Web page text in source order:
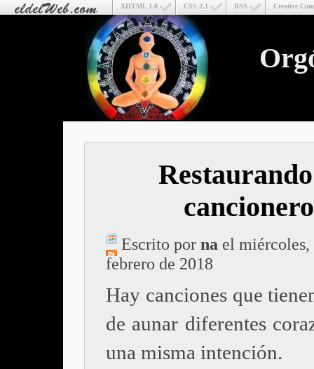
Creative
RSS
CSS 2.1
XHTML 1.0
cancionero
Escrito por na el miércoles,
febrero de 2018
Hay canciones que
de aunar diferentes
una misma intención.